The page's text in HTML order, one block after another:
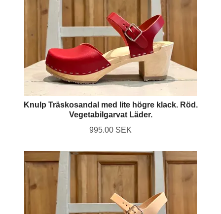
Knulp Träskosandal med lite högre klack. Röd.
Vegetabilgarvat Läder.
995.00 SEK